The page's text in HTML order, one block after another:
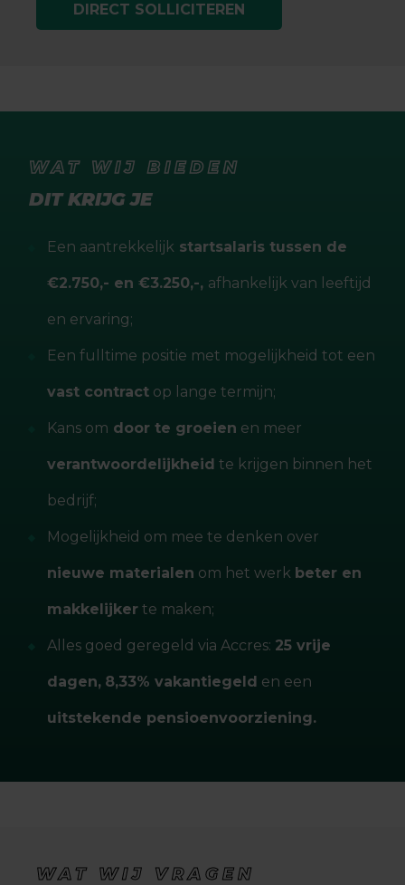
DIRECT SOLLICITEREN
WAT WIJ BIEDEN
DIT KRIJG JE
Een aantrekkelijk startsalaris tussen de
€2.750,- en €3.250,-, afhankelijk van leeftijd
en ervaring;
Een fulltime positie met mogelijkheid tot een
vast contract op lange termijn;
Kans om door te groeien en meer
verantwoordelijkheid te krijgen binnen het
bedrijf;
Mogelijkheid om mee te denken over
nieuwe materialen om het werk beter en
makkelijker te maken;
Alles goed geregeld via Accres: 25 vrije
dagen, 8,33% vakantiegeld en een
uitstekende pensioenvoorziening.
WAT WIJ VRAGEN